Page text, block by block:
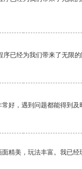
已经为我们带来了无限的
好，遇到问题都能得到及
精美，玩法丰富。我已经